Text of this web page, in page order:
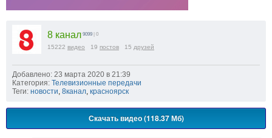
8 канал 9099 | 0
15222 видео 19 постов 15 друзей
Добавлено: 23 марта 2020 в 21:39
Категория: Телевизионные передачи
Теги: новости, 8канал, красноярск
Скачать видео (118.37 Мб)